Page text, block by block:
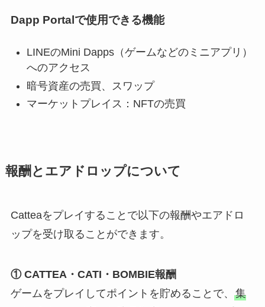
Dapp Portalで使用できる機能
LINEのMini Dapps（ゲームなどのミニアプリ）
へのアクセス
暗号資産の売買、スワップ
マーケットプレイス：NFTの売買
報酬とエアドロップについて
Catteaをプレイすることで以下の報酬やエアドロ
ップを受け取ることができます。
① CATTEA・CATI・BOMBIE報酬
ゲームをプレイしてポイントを貯めることで、 集